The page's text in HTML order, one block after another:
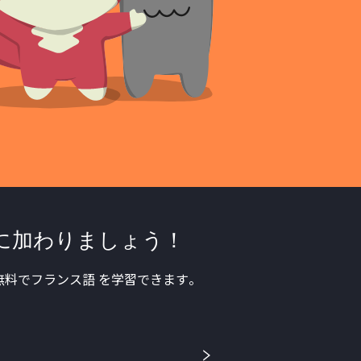
わりましょう！
でフランス語 を学習できます。